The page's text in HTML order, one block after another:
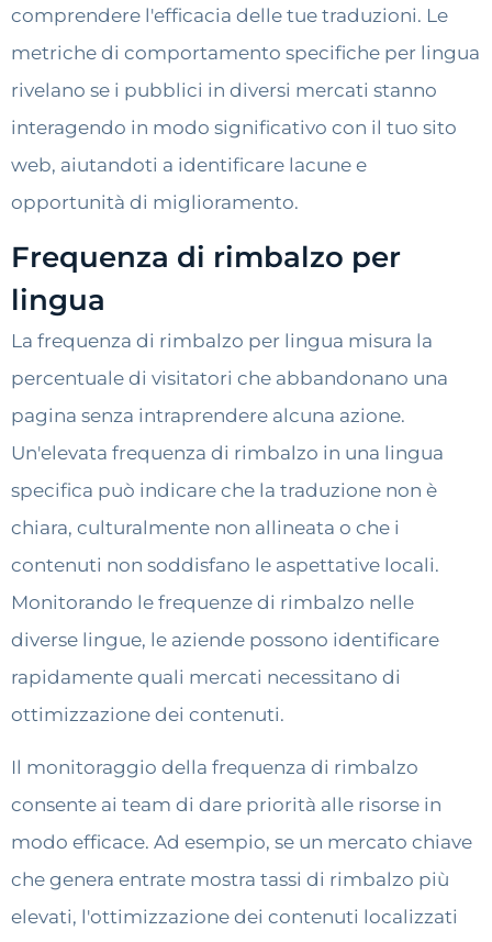
comprendere l'efficacia delle tue traduzioni. Le
metriche di comportamento specifiche per lingua
rivelano se i pubblici in diversi mercati stanno
interagendo in modo significativo con il tuo sito
web, aiutandoti a identificare lacune e
opportunità di miglioramento.
Frequenza di rimbalzo per
lingua
La frequenza di rimbalzo per lingua misura la
percentuale di visitatori che abbandonano una
pagina senza intraprendere alcuna azione.
Un'elevata frequenza di rimbalzo in una lingua
specifica può indicare che la traduzione non è
chiara, culturalmente non allineata o che i
contenuti non soddisfano le aspettative locali.
Monitorando le frequenze di rimbalzo nelle
diverse lingue, le aziende possono identificare
rapidamente quali mercati necessitano di
ottimizzazione dei contenuti.
Il monitoraggio della frequenza di rimbalzo
consente ai team di dare priorità alle risorse in
modo efficace. Ad esempio, se un mercato chiave
che genera entrate mostra tassi di rimbalzo più
elevati, l'ottimizzazione dei contenuti localizzati